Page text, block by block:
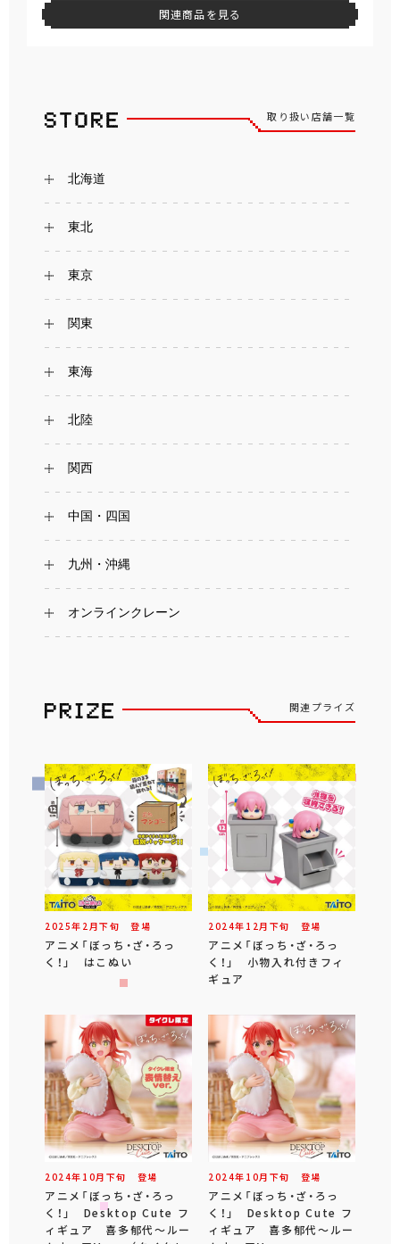
関連商品を見る
取り扱い店舗一覧
北海道
東北
東京
関東
東海
北陸
関西
中国・四国
九州・沖縄
オンラインクレーン
関連プライズ
2025年 2 月下旬 登場
アニメ「ぼっち・ざ・ろっ
く！」 はこぬい
2024年 12 月 下旬 登場
アニメ「ぼっち・ざ・ろっ
く！」 小物入れ付きフィ
ギュア
2024年 10月 下旬 登場
アニメ「ぼっち・ざ・ろっ
く！」 Desktop Cute フ
ィギュア 喜多郁代～ルー
2024年 10月 下旬 登場
アニメ「ぼっち・ざ・ろっ
く！」 Desktop Cute フ
ィギュア 喜多郁代～ルー